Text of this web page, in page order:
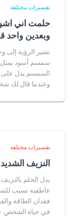
تفسيرات مختلفة
حلمت اني
وبعدين واحد
تشير الرؤية إلى
سمسم أسود يمثل
السمسم يدل على
وعندما قال لك
تفسيرات مختلفة
النزيف
يدل الحلم
عاطفية تسبب
فقدان الطاقة
في حياة الشخص.